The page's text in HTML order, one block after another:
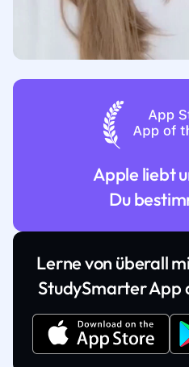
Apple liebt
Du
Lerne von überall
StudySmarter App